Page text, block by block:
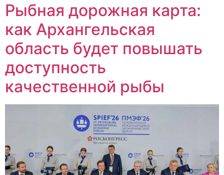
Рыбная дорожная карта:
как Архангельская
область будет повышать
доступность
качественной рыбы